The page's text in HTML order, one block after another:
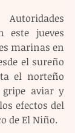
este jueves
marinas en
el sureño
el norteño
gripe aviar y
efectos del
de El Niño.